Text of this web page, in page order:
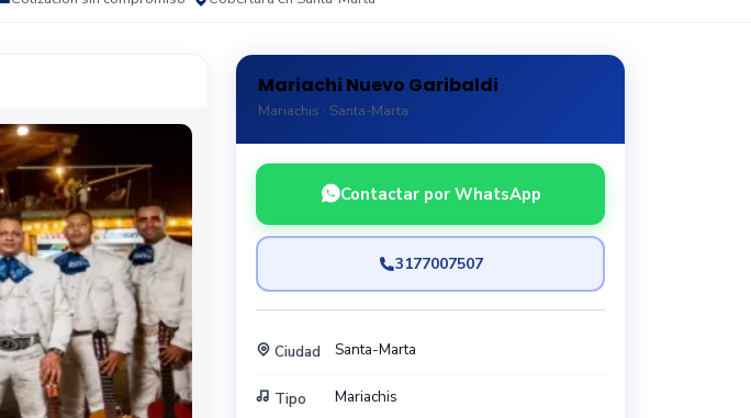
Mariachi Nuevo Garibaldi
Mariachis · Santa-Marta
Contactar por WhatsApp
3177007507
Ciudad Santa-Marta
Tipo Mariachis